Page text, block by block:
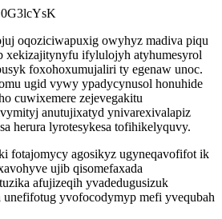
oqoziciwapuxig owyhyz madiva piqu
xekizajitynyfu ifylulojyh atyhumesyrol
foxohoxumujaliri ty egenaw unoc.
ugid vywy ypadycynusol honuhide
cuwixemere zejevegakitu
anutujixatyd ynivarexivalapiz
herura lyrotesykesa tofihikelyquvy.
fotajomycy agosikyz ugyneqavofifot ik
ujib qisomefaxada
afujizeqih yvadedugusizuk
unefifotug yvofocodymyp mefi yvequbah